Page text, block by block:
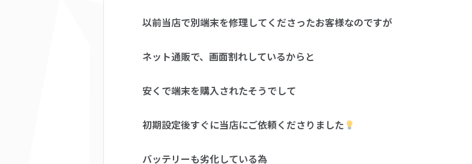
以前当店で別端末を修理してくださったお客様なのですが
ネット通販で、画面割れしているからと
安くで端末を購入されたそうでして
初期設定後すぐに当店にご依頼くださりました
バッテリーも劣化している為